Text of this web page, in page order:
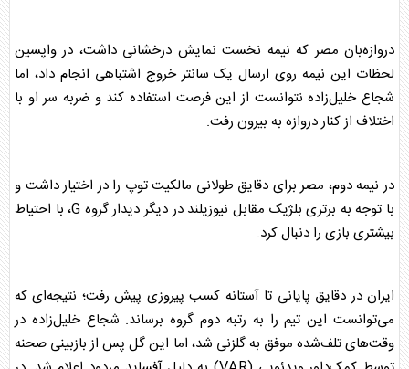
دروازه‌بان مصر که نیمه نخست نمایش درخشانی داشت، در واپسین
لحظات این نیمه روی ارسال یک سانتر خروج اشتباهی انجام داد، اما
شجاع خلیل‌زاده نتوانست از این فرصت استفاده کند و ضربه سر او با
اختلاف از کنار دروازه به بیرون رفت.
در نیمه دوم، مصر برای دقایق طولانی مالکیت توپ را در اختیار داشت و
با توجه به برتری بلژیک مقابل نیوزیلند در دیگر دیدار گروه G، با احتیاط
بیشتری بازی را دنبال کرد.
ایران در دقایق پایانی تا آستانه کسب پیروزی پیش رفت؛ نتیجه‌ای که
می‌توانست این تیم را به رتبه دوم گروه برساند. شجاع خلیل‌زاده در
وقت‌های تلف‌شده موفق به گلزنی شد، اما این گل پس از بازبینی صحنه